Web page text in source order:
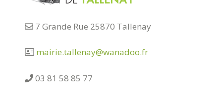
7 Grande Rue 25870 Tallenay
mairie.tallenay@wanadoo.fr
03 81 58 85 77